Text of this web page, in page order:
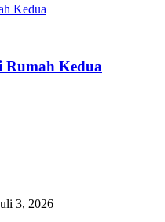
Rumah Kedua
3, 2026